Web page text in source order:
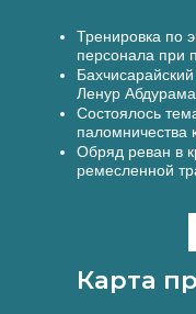
Тренировка по
персонала при
Ленур
Состоялось
паломничества
Обряд реван в
ремесленной
Карта